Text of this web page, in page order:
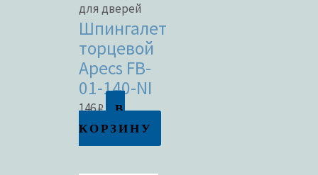
для дверей
Шпингалет
торцевой
Apecs FB-
01-140-NI
146₽
В
КОРЗИНУ